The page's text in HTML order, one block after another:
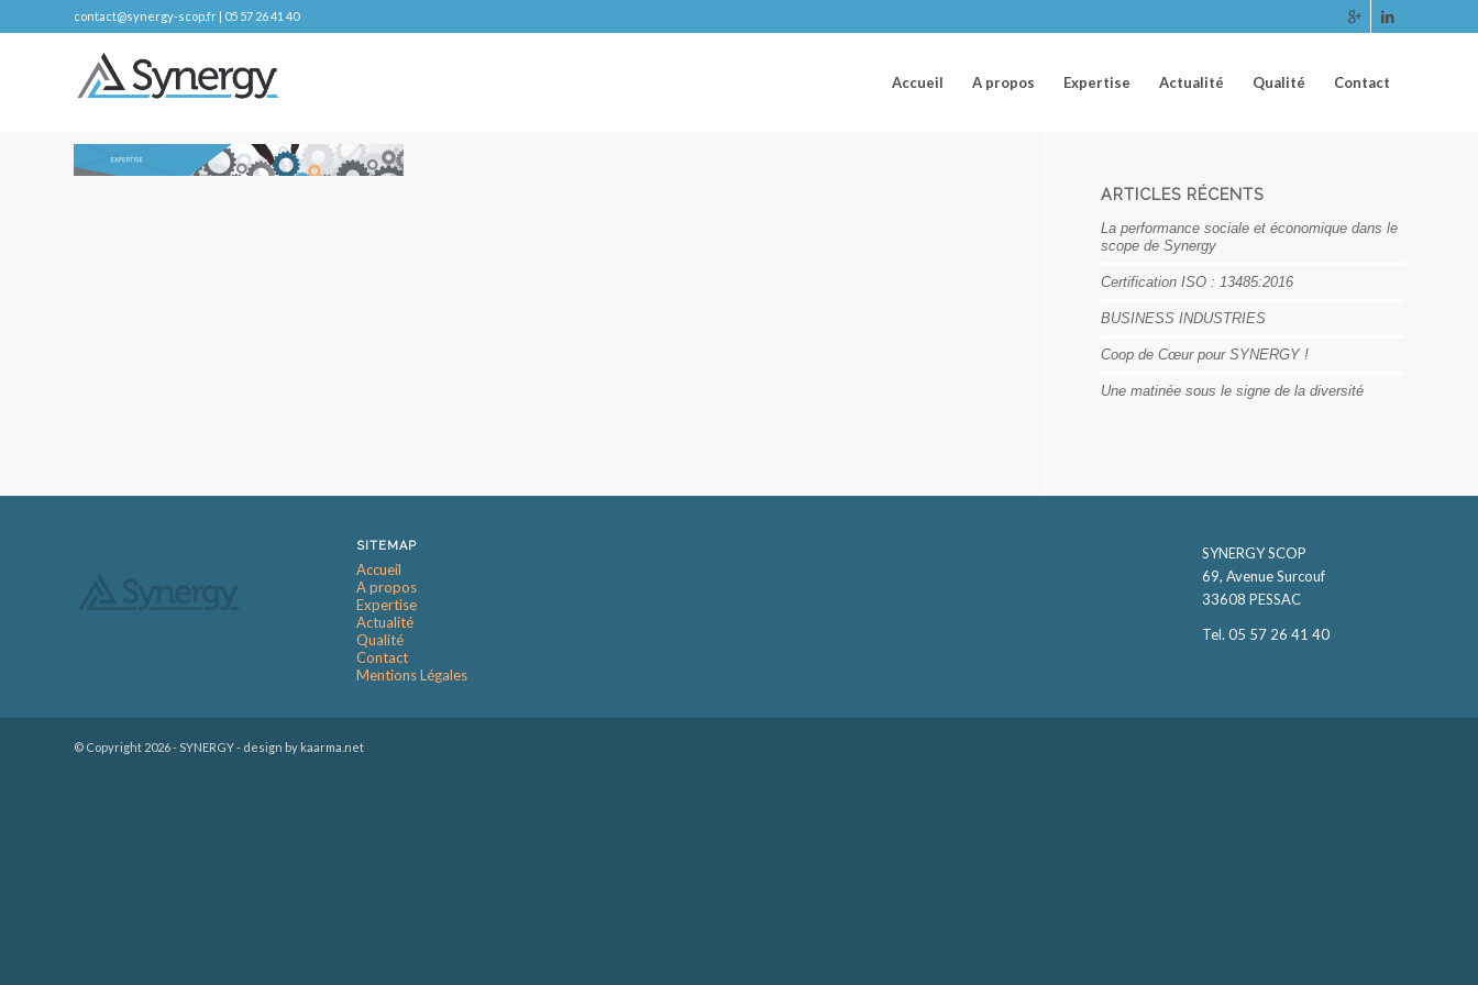
contact@synergy-scop.fr | 05 57 26 41 40
Accueil A propos Expertise Actualité Qualité Contact
ARTICLES RÉCENTS
La performance sociale et économique dans le
scope de Synergy
Certification ISO : 13485:2016
BUSINESS INDUSTRIES
Coop de Cœur pour SYNERGY !
Une matinée sous le signe de la diversité
SITEMAP
Accueil
A propos
Expertise
Actualité
Qualité
Contact
Mentions Légales
SYNERGY SCOP
69, Avenue Surcouf
33608 PESSAC
Tel. 05 57 26 41 40
© Copyright 2026 - SYNERGY - design by kaarma.net